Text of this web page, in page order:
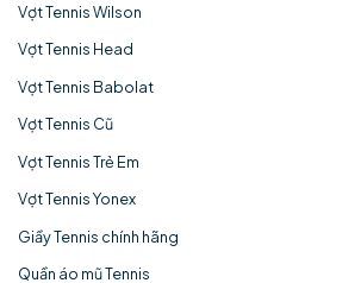
Vợt Tennis Wilson
Vợt Tennis Head
Vợt Tennis Babolat
Vợt Tennis Cũ
Vợt Tennis Trẻ Em
Vợt Tennis Yonex
Giầy Tennis chính hãng
Quần áo mũ Tennis